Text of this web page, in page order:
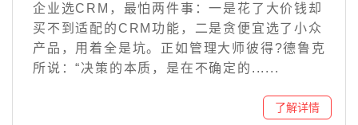
企业选CRM，最怕两件事：一是花了大价钱却
买不到适配的CRM功能，二是贪便宜选了小众
产品，用着全是坑。正如管理大师彼得?德鲁克
所说：“决策的本质，是在不确定的......